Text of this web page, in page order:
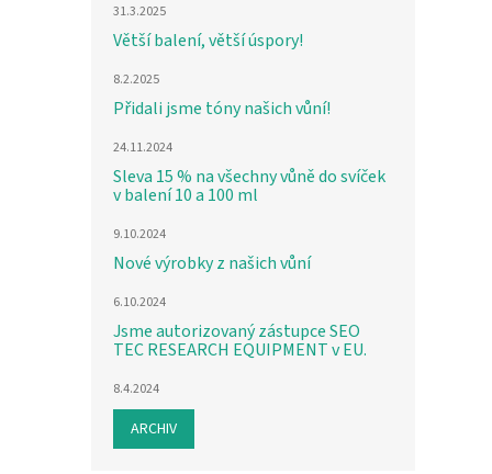
31.3.2025
Větší balení, větší úspory!
8.2.2025
Přidali jsme tóny našich vůní!
24.11.2024
Sleva 15 % na všechny vůně do svíček
v balení 10 a 100 ml
9.10.2024
Nové výrobky z našich vůní
6.10.2024
Jsme autorizovaný zástupce SEO
TEC RESEARCH EQUIPMENT v EU.
8.4.2024
ARCHIV